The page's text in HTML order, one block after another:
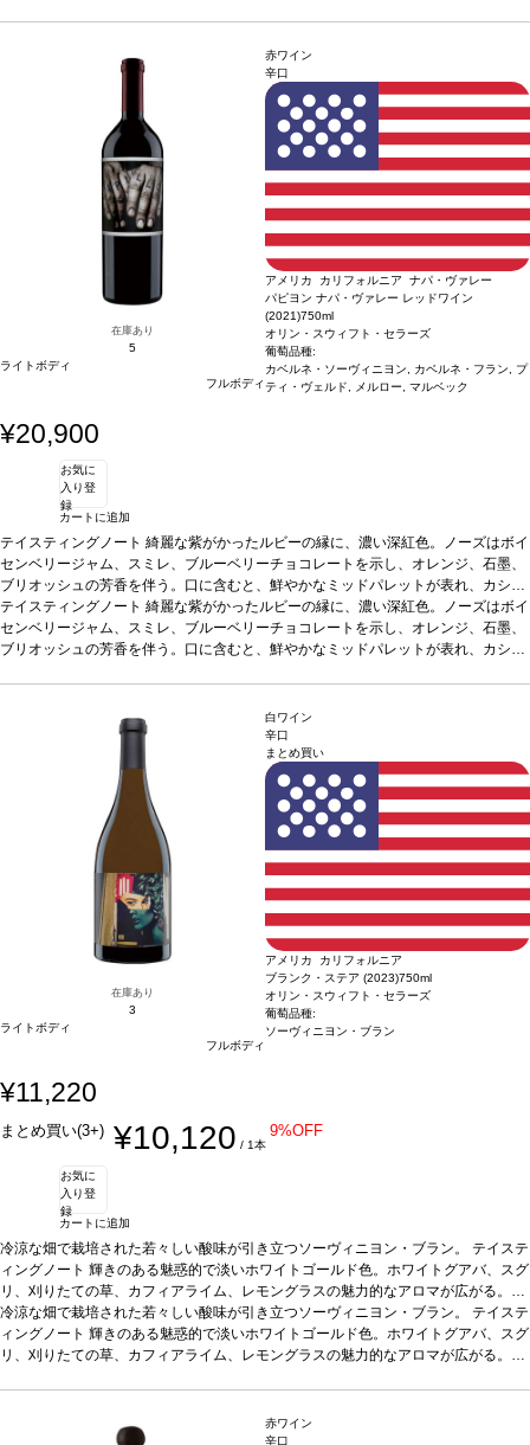
ティ・シラーが生み出す典型的なタンニンと、官能的で凝縮したテクスチャーを伴
うフィニッシュが続く。
プティ・シラー、シラー、グルナッシュ
ンテージが在庫切れの場合、在庫があり価格が同様の場合は自動的に次のヴィンテ
ージに変更されます、ご了承ください。
在庫あり
5
ライトボディ
フルボディ
赤ワイン
辛口
アメリカ カリフォルニア ナパ・ヴァレー
パピヨン ナパ・ヴァレー レッドワイン
(2021)750ml
オリン・スウィフト・セラーズ
葡萄品種:
カベルネ・ソーヴィニヨン, カベルネ・フラン, プ
ティ・ヴェルド, メルロー, マルベック
¥20,900
お気に
入り登
録
カートに追加
テイスティングノート 綺麗な紫がかったルビーの縁に、濃い深紅色。ノーズはボイ
センベリージャム、スミレ、ブルーベリーチョコレートを示し、オレンジ、石墨、
ブリオッシュの芳香を伴う。口に含むと、鮮やかなミッドパレットが表れ、カシ
ス、ブラックベリー、ベーキングスパイスをしっかりと感じる。包み込むようなテ
クスチャーを持ち、石灰質でドライなタンニンに、長い余韻のフィニッシュで締め
くくられる合う料理赤身肉、ステーキ、パスタ、熟成チーズなどと好相性
葡萄品
自動的に次のヴィンテージに変更されます、ご了承ください。
テイスティングノート 綺麗な紫がかったルビーの縁に、濃い深紅色。ノーズはボイ
センベリージャム、スミレ、ブルーベリーチョコレートを示し、オレンジ、石墨、
ブリオッシュの芳香を伴う。口に含むと、鮮やかなミッドパレットが表れ、カシ
赤身肉、ステーキ、パスタ、熟成チーズなどと好相性
カベルネ・ソーヴィニヨン、カベルネ・フラン、マルベック、メルロー、プテ
*本ヴィンテージが在庫切れの場合、在庫があり価格が同様の場合は
自動的に次のヴィンテージに変更されます、ご了承ください。
在庫あり
3
ライトボディ
フルボディ
白ワイン
辛口
まとめ買い
アメリカ カリフォルニア
ブランク・ステア (2023)750ml
オリン・スウィフト・セラーズ
葡萄品種:
ソーヴィニヨン・ブラン
¥11,220
まとめ買い(3+) ¥10,120 / 1本
9%OFF
お気に
入り登
録
カートに追加
冷涼な畑で栽培された若々しい酸味が引き立つソーヴィニヨン・ブラン。 テイステ
ィングノート 輝きのある魅惑的で淡いホワイトゴールド色。ホワイトグアバ、スグ
リ、刈りたての草、カフィアライム、レモングラスの魅力的なアロマが広がる。垂
涎の酸味が際立ち、ほのかなレモンライムシャーベット、スターフルーツ、キウ
イ、グレープフルーツピールのニュアンスが口中を満たす。ほのかなサワークリー
ムのミッドパレットが表れ、フィニッシュにはキーライムパイの鮮やかな含みと、
合、在庫があり価格が同様の場合は自動的に次のヴィンテージに変更されます、ご
冷涼な畑で栽培された若々しい酸味が引き立つソーヴィニヨン・ブラン。 テイステ
ィングノート 輝きのある魅惑的で淡いホワイトゴールド色。ホワイトグアバ、スグ
リ、刈りたての草、カフィアライム、レモングラスの魅力的なアロマが広がる。垂
ムのミッドパレットが表れ、フィニッシュにはキーライムパイの鮮やかな含みと、
引き締まった素晴らしい酸味に迎えられる。合う料理
赤ワイン
辛口